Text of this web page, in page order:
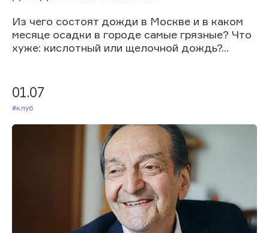
Из чего состоят дожди в Москве и в каком
месяце осадки в городе самые грязные? Что
хуже: кислотный или щелочной дождь?...
01.07
#Клуб